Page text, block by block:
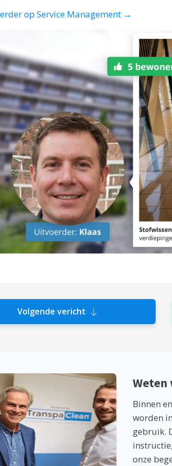
op Service Management →
Volgende vericht
Weten
Binnen
worden
gebruik.
onze